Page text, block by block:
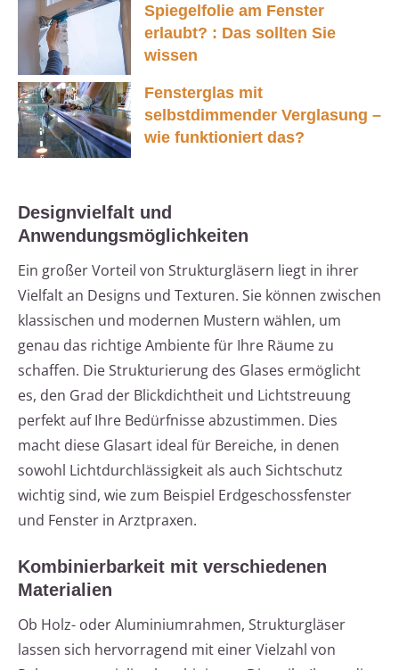
Spiegelfolie am Fenster
erlaubt? : Das sollten Sie
wissen
Fensterglas mit
selbstdimmender Verglasung –
wie funktioniert das?
Designvielfalt und
Anwendungsmöglichkeiten
Ein großer Vorteil von Strukturgläsern liegt in ihrer
Vielfalt an Designs und Texturen. Sie können zwischen
klassischen und modernen Mustern wählen, um
genau das richtige Ambiente für Ihre Räume zu
schaffen. Die Strukturierung des Glases ermöglicht
es, den Grad der Blickdichtheit und Lichtstreuung
perfekt auf Ihre Bedürfnisse abzustimmen. Dies
macht diese Glasart ideal für Bereiche, in denen
sowohl Lichtdurchlässigkeit als auch Sichtschutz
wichtig sind, wie zum Beispiel Erdgeschossfenster
und Fenster in Arztpraxen.
Kombinierbarkeit mit verschiedenen
Materialien
Ob Holz- oder Aluminiumrahmen, Strukturgläser
lassen sich hervorragend mit einer Vielzahl von